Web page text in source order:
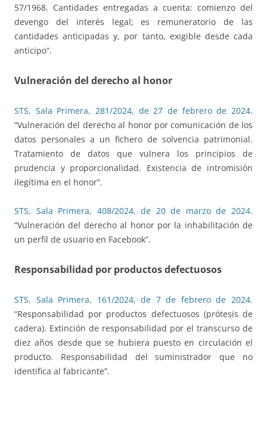
57/1968. Cantidades entregadas a cuenta: comienzo del
devengo del interés legal; es remuneratorio de las
cantidades anticipadas y, por tanto, exigible desde cada
anticipo”.
Vulneración del derecho al honor
STS, Sala Primera, 281/2024, de 27 de febrero de 2024.
“Vulneración del derecho al honor por comunicación de los
datos personales a un fichero de solvencia patrimonial.
Tratamiento de datos que vulnera los principios de
prudencia y proporcionalidad. Existencia de intromisión
ilegítima en el honor”.
STS, Sala Primera, 408/2024, de 20 de marzo de 2024.
“Vulneración del derecho al honor por la inhabilitación de
un perfil de usuario en Facebook”.
Responsabilidad por productos defectuosos
STS, Sala Primera, 161/2024, de 7 de febrero de 2024.
“Responsabilidad por productos defectuosos (prótesis de
cadera). Extinción de responsabilidad por el transcurso de
diez años desde que se hubiera puesto en circulación el
producto. Responsabilidad del suministrador que no
identifica al fabricante”.